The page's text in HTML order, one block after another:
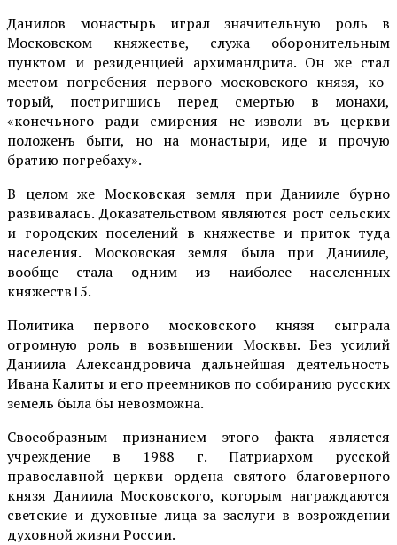
Данилов монастырь играл значительную роль в
Московском княжестве, служа оборонительным
пунктом и резиденцией архимандрита. Он же стал
местом погребения первого московского князя, ко­
торый, постригшись перед смертью в монахи,
«конечьного ради смирения не изволи въ церкви
положенъ быти, но на монастыри, иде и прочую
братию погребаху».
В целом же Московская земля при Данииле бурно
развивалась. Доказательством яв­ляются рост сельских
и городских поселений в кня­жестве и приток туда
населения. Московская земля была при Данииле,
вообще стала одним из наиболее населенных
княжеств15.
Политика первого московского князя сыграла
огромную роль в возвышении Москвы. Без усилий
Даниила Александровича дальнейшая деятельность
Ивана Калиты и его преемников по собиранию русских
земель была бы невозможна.
Своеобразным признанием этого факта является
учреждение в 1988 г. Патриархом русской
православной церкви ордена святого благоверного
князя Даниила Московского, которым награждаются
светские и духовные лица за заслуги в возрождении
духовной жизни России.